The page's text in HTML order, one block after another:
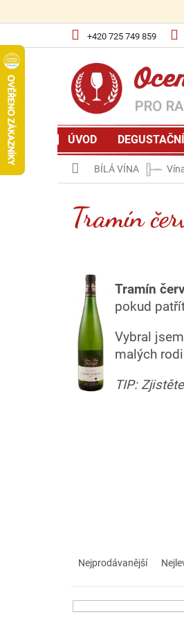
+420 725 749 859
ÚVOD
Domů
BÍLÁ VÍNA
Tramín
Tramín
pokud
Vybral
malých
TIP:
n
Nejprodávanější